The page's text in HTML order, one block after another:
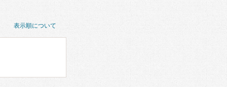
表示順について